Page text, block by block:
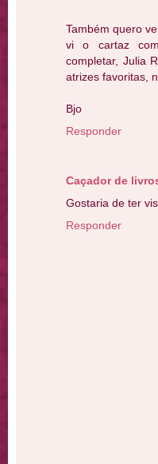
Também quero
vi o cartaz
completar, Julia
atrizes favoritas,
Bjo
Responder
Caçador de
Gostaria de ter
Responder